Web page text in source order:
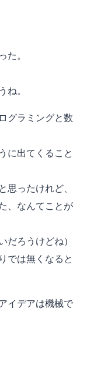
。
。
グラミングと数
に出てくること
ったけれど、
、なんてことが
ろうけどね）
では無くなると
イデアは機械で